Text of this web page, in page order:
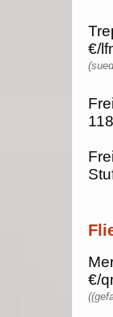
€/
€/